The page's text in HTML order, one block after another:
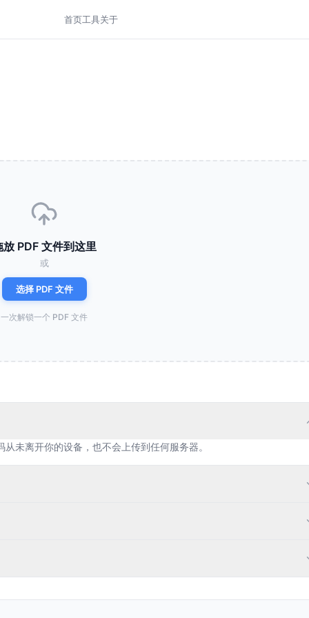
首页工具关于
放 PDF 文件到这里
或
选择 PDF 文件
一次解锁一个 PDF 文件
未离开你的设备，也不会上传到任何服务器。